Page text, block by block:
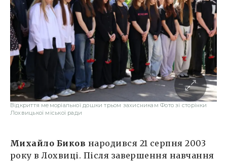
Відкриття меморіальної дошки трьом захисникам Фото зі сторінки
Лохвицької міської ради
Михайло Биков народився 21 серпня 2003
року в Лохвиці. Після завершення навчання